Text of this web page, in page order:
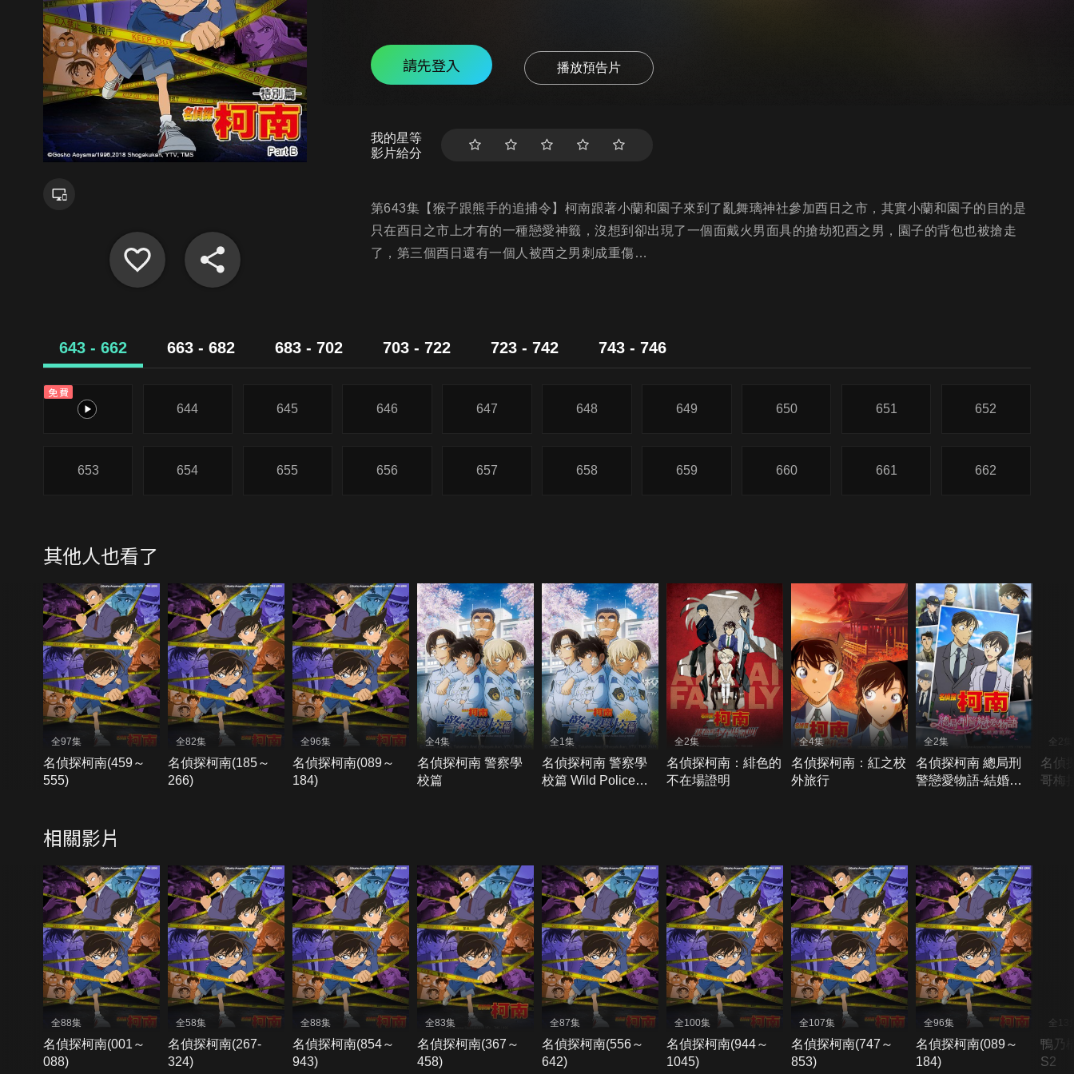
請先登入 播放預告片
我的星等
影片給分
第643集【猴子跟熊手的追捕令】柯南跟著小蘭和園子來到了亂舞璃神社參加酉日之市，其實小蘭和園子的目的是
只在酉日之市上才有的一種戀愛神籤，沒想到卻出現了一個面戴火男面具的搶劫犯酉之男，園子的背包也被搶走
了，第三個酉日還有一個人被酉之男刺成重傷…
643 - 662 663 - 682 683 - 702 703 - 722 723 - 742 743 - 746
免費
643
644 645 646 647 648 649 650 651 652
653 654 655 656 657 658 659 660 661 662
其他人也看了
全97集
名偵探柯南(459～
555)
全82集
名偵探柯南(185～
266)
全96集
名偵探柯南(089～
184)
全4集
名偵探柯南 警察學
校篇
全1集
名偵探柯南 警察學
校篇 Wild Police
全2集
名偵探柯南：緋色的
不在場證明
全4集
名偵探柯南：紅之校
外旅行
全2集
名偵探柯南 總局刑
警戀愛物語-結婚前
全2集
名偵
哥梅
相關影片
全88集
名偵探柯南(001～
088)
全58集
名偵探柯南(267-
324)
全88集
名偵探柯南(854～
943)
全83集
名偵探柯南(367～
458)
全87集
名偵探柯南(556～
642)
全100集
名偵探柯南(944～
1045)
全107集
名偵探柯南(747～
853)
全96集
名偵探柯南(089～
184)
全13
鴨乃
S2